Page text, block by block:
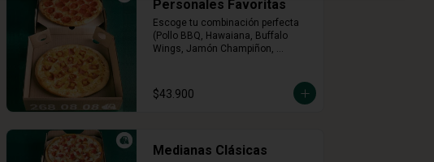
Personales Favoritas
Escoge tu combinación perfecta
(Pollo BBQ, Hawaiana, Buffalo
Wings, Jamón Champiñon,
$43.900
Medianas Clásicas